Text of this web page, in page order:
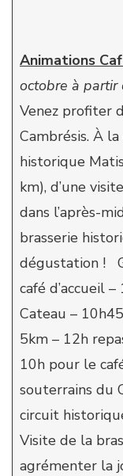
Animations
octobre à partir
Venez profiter
Cambrésis. À
historique
km), d’une
dans l’après-
brasserie
dégustation !
café d’accueil
Cateau –
5km – 12h
10h pour le
souterrains du
circuit
Visite de la
agrémenter la